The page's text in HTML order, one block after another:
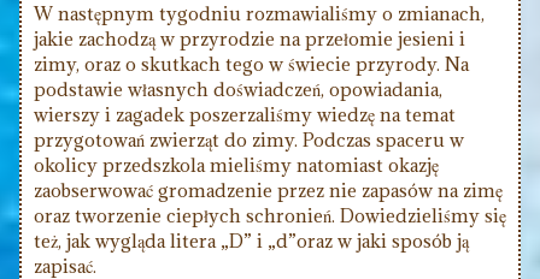
W następnym tygodniu rozmawialiśmy o zmianach,
jakie zachodzą w przyrodzie na przełomie jesieni i
zimy, oraz o skutkach tego w świecie przyrody. Na
podstawie własnych doświadczeń, opowiadania,
wierszy i zagadek poszerzaliśmy wiedzę na temat
przygotowań zwierząt do zimy. Podczas spaceru w
okolicy przedszkola mieliśmy natomiast okazję
zaobserwować gromadzenie przez nie zapasów na zimę
oraz tworzenie ciepłych schronień. Dowiedzieliśmy się
też, jak wygląda litera „D” i „d”oraz w jaki sposób ją
zapisać.